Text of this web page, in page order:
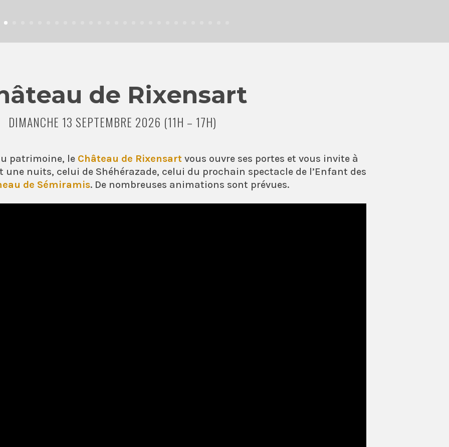
de Rixensart
DIMANCHE 13 SEPTEMBRE 2026 (11H – 17H)
patrimoine, le Château de Rixensartvous ouvre ses portes et vous invite à
une nuits, celui de Shéhérazade, celui du prochain spectacle de l’Enfant des
de Sémiramis. De nombreuses animations sont prévues.